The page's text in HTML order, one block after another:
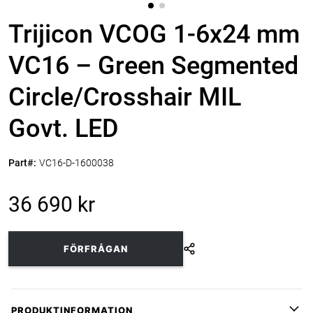
Trijicon VCOG 1-6x24 mm
VC16 – Green Segmented
Circle/Crosshair MIL
Govt. LED
Part#: VC16-D-1600038
36 690 kr
FÖRFRÅGAN
PRODUKTINFORMATION